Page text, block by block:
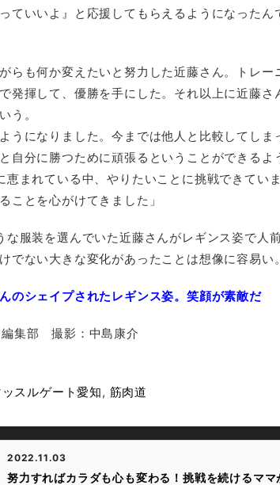
ていいよ』と応援してもらえるようになったん
らも何か変えたいと努力した近藤さん。トレー
発揮して、優勝を手にした。それ以上に近藤さ
う。
うになりました。今までは他人と比較してしま
自分に勝つために頑張るということができるよ
恵まれている中、やりたいことに挑戦できてい
ことを心がけてきました」
な服装を選んでいた近藤さんがレギンス姿で人
でない大きな変化があったことは想像に容易い。
のシェイプされたレギンス姿。笑顔が素敵だ
集部 撮影：中島康介
ッスルゲート愛知, 筋肉道
2022.11.03
努力すればカラダも心も変わる！挑戦を続けるママ